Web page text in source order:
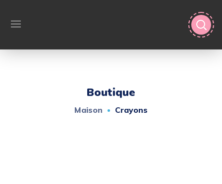
Boutique
Maison Crayons